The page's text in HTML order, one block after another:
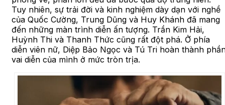
Tuy nhiên, sự trải đời và kinh nghiệm dày dạn với nghề
của Quốc Cường, Trung Dũng và Huy Khánh đã mang
đến những màn trình diễn ấn tượng. Trần Kim Hải,
Huỳnh Thi và Thanh Thức cũng rất đột phá. Ở phía
diễn viên nữ, Diệp Bảo Ngọc và Tú Tri hoàn thành
vai diễn của mình ở mức tròn trịa.